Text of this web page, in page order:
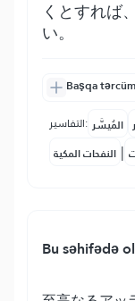
くとすれば
い。
Başqa
التفاسير: المُيسَّر
النفحات المكية |
Bu səhifədə